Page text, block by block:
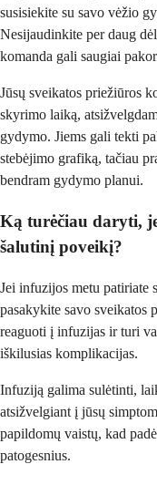
susisiekite su savo vėžio
Nesijaudinkite per daug
komanda gali saugiai
Jūsų sveikatos priežiūros
skyrimo laiką,
gydymo. Jiems gali tekti
stebėjimo grafiką, tačiau
bendram gydymo planui.
Ką turėčiau daryti,
šalutinį poveikį?
Jei infuzijos metu patiriate
pasakykite savo sveikatos
reaguoti į infuzijas ir turi
iškilusias komplikacijas.
Infuziją galima sulėtinti,
atsižvelgiant į jūsų
papildomų vaistų, kad
patogesnius.